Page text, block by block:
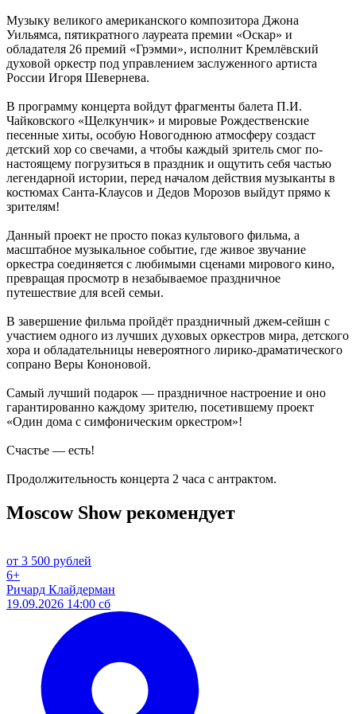
Музыку великого американского композитора Джона
Уильямса, пятикратного лауреата премии «Оскар» и
обладателя 26 премий «Грэмми», исполнит Кремлёвский
духовой оркестр под управлением заслуженного артиста
России Игоря Шевернева.
В программу концерта войдут фрагменты балета П.И.
Чайковского «Щелкунчик» и мировые Рождественские
песенные хиты, особую Новогоднюю атмосферу создаст
детский хор со свечами, а чтобы каждый зритель смог по-
настоящему погрузиться в праздник и ощутить себя частью
легендарной истории, перед началом действия музыканты в
костюмах Санта-Клаусов и Дедов Морозов выйдут прямо к
зрителям!
Данный проект не просто показ культового фильма, а
масштабное музыкальное событие, где живое звучание
оркестра соединяется с любимыми сценами мирового кино,
превращая просмотр в незабываемое праздничное
путешествие для всей семьи.
В завершение фильма пройдёт праздничный джем-сейшн с
участием одного из лучших духовых оркестров мира, детского
хора и обладательницы невероятного лирико-драматического
сопрано Веры Кононовой.
Самый лучший подарок — праздничное настроение и оно
гарантированно каждому зрителю, посетившему проект
«Один дома с симфоническим оркестром»!
Счастье — есть!
Продолжительность концерта 2 часа с антрактом.
Moscow Show рекомендует
от 3 500 рублей
6+
Ричард Клайдерман
19.09.2026 14:00 сб